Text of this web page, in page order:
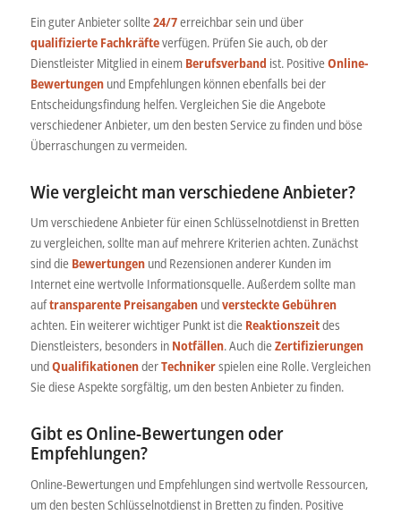
Ein guter Anbieter sollte24/7erreichbar sein und über
qualifizierte Fachkräfteverfügen. Prüfen Sie auch, ob der
Dienstleister Mitglied in einem Berufsverband ist. PositiveOnline-
Bewertungenund Empfehlungen können ebenfalls bei der
Entscheidungsfindung helfen. Vergleichen Sie die Angebote
verschiedener Anbieter, um den besten Service zu finden und böse
Überraschungen zu vermeiden.
Wie vergleicht man verschiedene Anbieter?
Um verschiedene Anbieter für einen Schlüsselnotdienst in Bretten
zu vergleichen, sollte man auf mehrere Kriterien achten. Zunächst
sind die Bewertungenund Rezensionen anderer Kunden im
Internet eine wertvolle Informationsquelle. Außerdem sollte man
auftransparente Preisangabenundversteckte Gebühren
achten. Ein weiterer wichtiger Punkt ist die Reaktionszeitdes
Dienstleisters, besonders in Notfällen. Auch dieZertifizierungen
undQualifikationenderTechnikerspielen eine Rolle. Vergleichen
Sie diese Aspekte sorgfältig, um den besten Anbieter zu finden.
Gibt es Online-Bewertungen oder
Empfehlungen?
Online-Bewertungen und Empfehlungen sind wertvolle Ressourcen,
um den besten Schlüsselnotdienst in Bretten zu finden. Positive